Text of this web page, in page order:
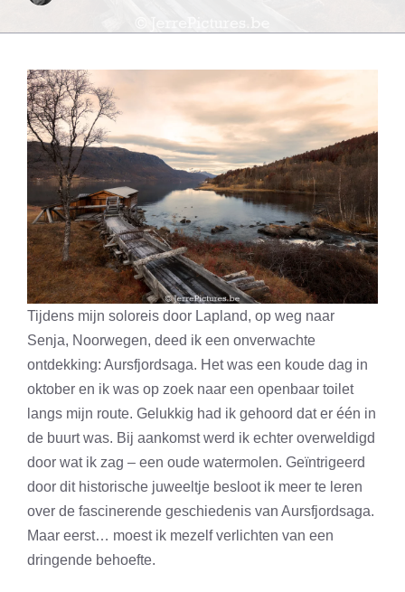
Tijdens mijn soloreis door Lapland, op weg naar
Senja, Noorwegen, deed ik een onverwachte
ontdekking: Aursfjordsaga. Het was een koude dag in
oktober en ik was op zoek naar een openbaar toilet
langs mijn route. Gelukkig had ik gehoord dat er één in
de buurt was. Bij aankomst werd ik echter overweldigd
door wat ik zag – een oude watermolen. Geïntrigeerd
door dit historische juweeltje besloot ik meer te leren
over de fascinerende geschiedenis van Aursfjordsaga.
Maar eerst… moest ik mezelf verlichten van een
dringende behoefte.